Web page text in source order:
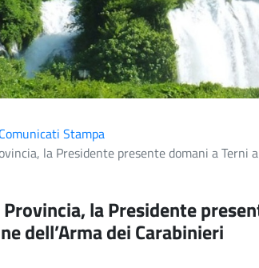
Comunicati Stampa
la Presidente presente domani a Terni
la Presidente
dell’Arma dei Carabinieri